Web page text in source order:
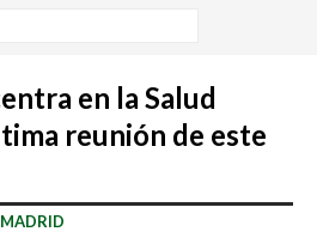
en la Salud
reunión de este
MADRID